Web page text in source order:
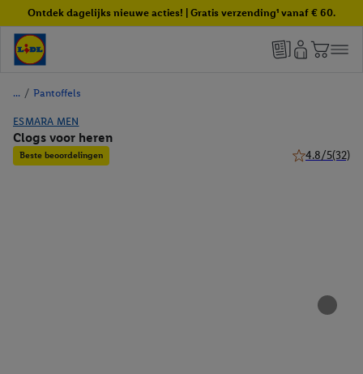
Ontdek dagelijks nieuwe acties! | Gratis verzending¹ vanaf € 60.
/ Pantoffels
ESMARA MEN
Clogs voor heren
Beste beoordelingen 4.8/5(32)